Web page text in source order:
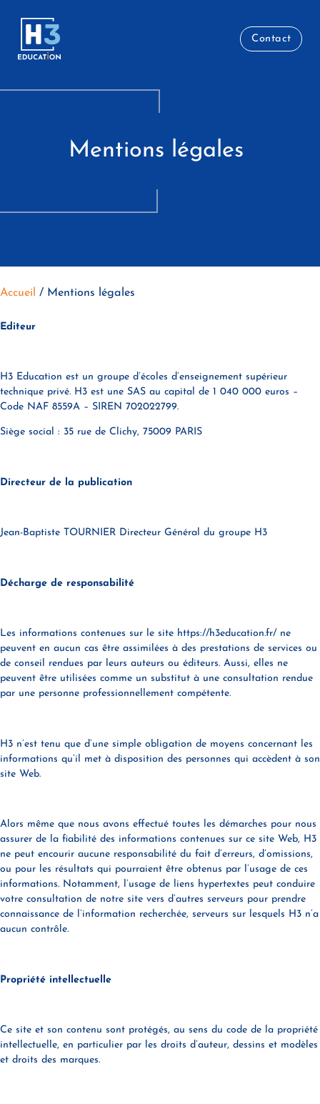
Contact
Mentions légales
Accueil / Mentions légales
Editeur
H3 Education est un groupe d’écoles d’enseignement supérieur
technique privé. H3 est une SAS au capital de 1 040 000 euros –
Code NAF 8559A – SIREN 702022799.
Siège social : 35 rue de Clichy, 75009 PARIS
Directeur de la publication
Jean-Baptiste TOURNIER Directeur Général du groupe H3
Décharge de responsabilité
Les informations contenues sur le site https://h3education.fr/ ne
peuvent en aucun cas être assimilées à des prestations de services ou
de conseil rendues par leurs auteurs ou éditeurs. Aussi, elles ne
peuvent être utilisées comme un substitut à une consultation rendue
par une personne professionnellement compétente.
H3 n’est tenu que d’une simple obligation de moyens concernant les
informations qu’il met à disposition des personnes qui accèdent à son
site Web.
Alors même que nous avons effectué toutes les démarches pour nous
assurer de la fiabilité des informations contenues sur ce site Web, H3
ne peut encourir aucune responsabilité du fait d’erreurs, d’omissions,
ou pour les résultats qui pourraient être obtenus par l’usage de ces
informations. Notamment, l’usage de liens hypertextes peut conduire
votre consultation de notre site vers d’autres serveurs pour prendre
connaissance de l’information recherchée, serveurs sur lesquels H3 n’a
aucun contrôle.
Propriété intellectuelle
Ce site et son contenu sont protégés, au sens du code de la propriété
intellectuelle, en particulier par les droits d’auteur, dessins et modèles
et droits des marques.